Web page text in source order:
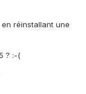
réinstallant une
? :-(